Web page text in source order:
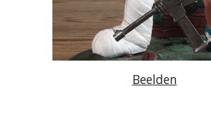
Beelden